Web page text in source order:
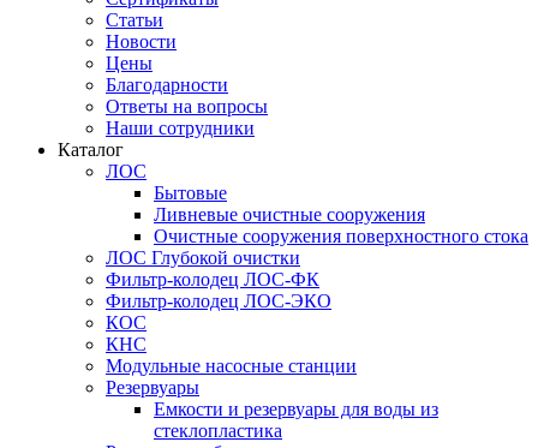
Статьи
Новости
Цены
Благодарности
Ответы на вопросы
Наши сотрудники
Каталог
ЛОС
Бытовые
Ливневые очистные сооружения
Очистные сооружения поверхностного стока
ЛОС Глубокой очистки
Фильтр-колодец ЛОС-ФК
Фильтр-колодец ЛОС-ЭКО
КОС
КНС
Модульные насосные станции
Резервуары
Емкости и резервуары для воды из
стеклопластика